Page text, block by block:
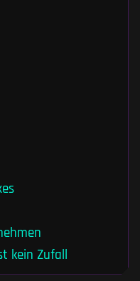
kein Zufall